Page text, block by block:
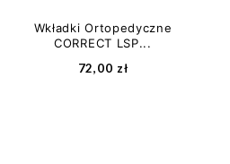
Wkładki Ortopedyczne
CORRECT LSP...
72,00 zł